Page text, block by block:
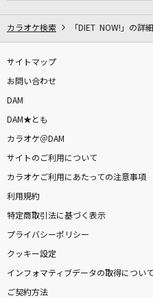
カラオケ検索 「DIET NOW!」の詳細
サイトマップ
お問い合わせ
DAM
DAM★とも
カラオケ＠DAM
サイトのご利用について
カラオケご利用にあたっての注意事項
利用規約
特定商取引法に基づく表示
プライバシーポリシー
クッキー設定
インフォマティブデータの取得について
ご契約方法